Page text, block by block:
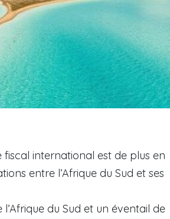
fiscal international est de plus en
entre l’Afrique du Sud et ses
l’Afrique du Sud et un éventail de